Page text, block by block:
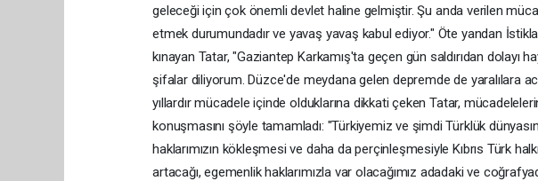
geleceği için çok önemli devlet haline gelmiştir. Şu anda verilen
etmek durumundadır ve yavaş yavaş kabul ediyor." Öte yandan
kınayan Tatar, "Gaziantep Karkamış'ta geçen gün saldırıdan dolayı
şifalar diliyorum. Düzce'de meydana gelen depremde de yaralılara
yıllardır mücadele içinde olduklarına dikkati çeken Tatar,
konuşmasını şöyle tamamladı: "Türkiyemiz ve şimdi Türklük
haklarımızın kökleşmesi ve daha da perçinleşmesiyle Kıbrıs Türk
artacağı, egemenlik haklarımızla var olacağımız adadaki ve